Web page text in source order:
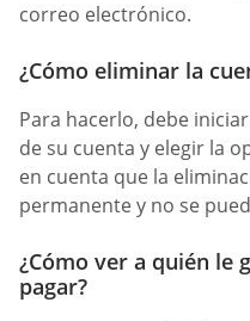
correo electrónico.
¿Cómo eliminar la
Para hacerlo, debe
de su cuenta y elegir la
en cuenta que la
permanente y no se
¿Cómo ver a quién le
pagar?